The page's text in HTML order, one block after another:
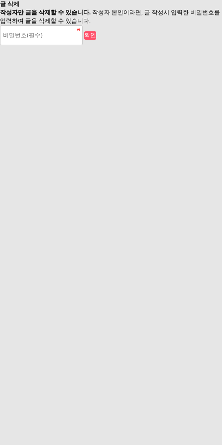
글 삭제
작성자만 글을 삭제할 수 있습니다. 작성자 본인이라면, 글 작성시 입력한 비밀번호를
입력하여 글을 삭제할 수 있습니다.